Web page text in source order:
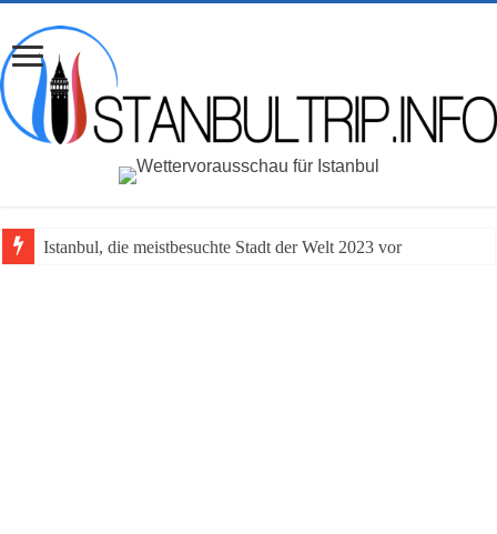
Istanbul, die meistbesuchte Stadt der Welt 2023 vor